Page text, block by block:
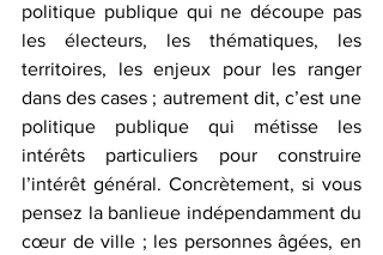
politique publique qui ne découpe pas
les électeurs, les thématiques, les
territoires, les enjeux pour les ranger
dans des cases ; autrement dit, c’est une
politique publique qui métisse les
intérêts particuliers pour construire
l’intérêt général. Concrètement, si vous
pensez la banlieue indépendamment du
cœur de ville ; les personnes âgées, en